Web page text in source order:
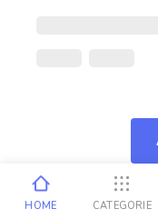
HOME CATEGORIE